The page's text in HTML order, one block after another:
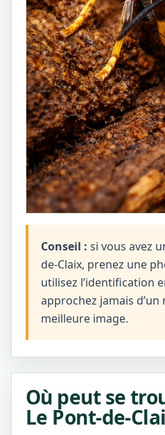
Conseil : si vous avez
de-Claix, prenez une
utilisez l’identification
approchez jamais
meilleure image.
Où peut se
Le Pont-de-